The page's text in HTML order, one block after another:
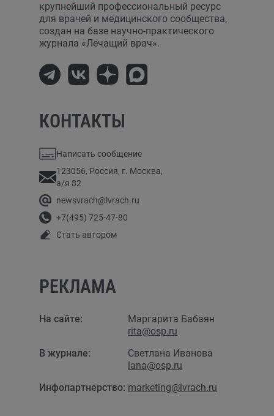
крупнейший профессиональный ресурс
для врачей и медицинского сообщества,
создан на базе научно-практического
журнала «Лечащий врач».
КОНТАКТЫ
Написать сообщение
123056, Россия, г. Москва,
а/я 82
newsvrach@lvrach.ru
+7(495) 725-47-80
Стать автором
РЕКЛАМА
На сайте:
Маргарита Бабаян
rita@osp.ru
В журнале:
Светлана Иванова
lana@osp.ru
Инфопартнерство: marketing@lvrach.ru